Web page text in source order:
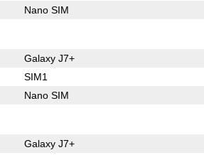
Nano SIM
Galaxy J7+
SIM1
Nano SIM
Galaxy J7+